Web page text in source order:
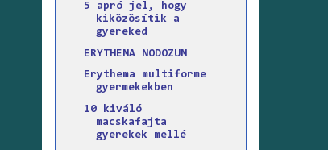
5 apró jel, hogy
kiközösítik a
gyereked
ERYTHEMA NODOZUM
Erythema multiforme
gyermekekben
10 kiváló
macskafajta
gyerekek mellé